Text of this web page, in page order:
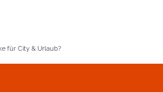
für City & Urlaub?